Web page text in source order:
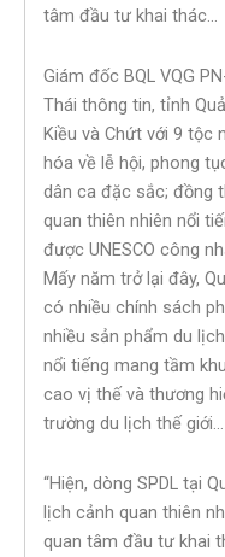
tâm đầu tư khai thác…
Giám đốc BQL VQG
Thái thông tin, tỉnh
Kiều và Chứt với 9 tộc
hóa về lễ hội, phong
dân ca đặc sắc; đồng
quan thiên nhiên nổi
được UNESCO công
Mấy năm trở lại đây,
có nhiều chính sách
nhiều sản phẩm du
nổi tiếng mang tầm
cao vị thế và thương
trường du lịch thế giới…
“Hiện, dòng SPDL tại
lịch cảnh quan thiên
quan tâm đầu tư khai